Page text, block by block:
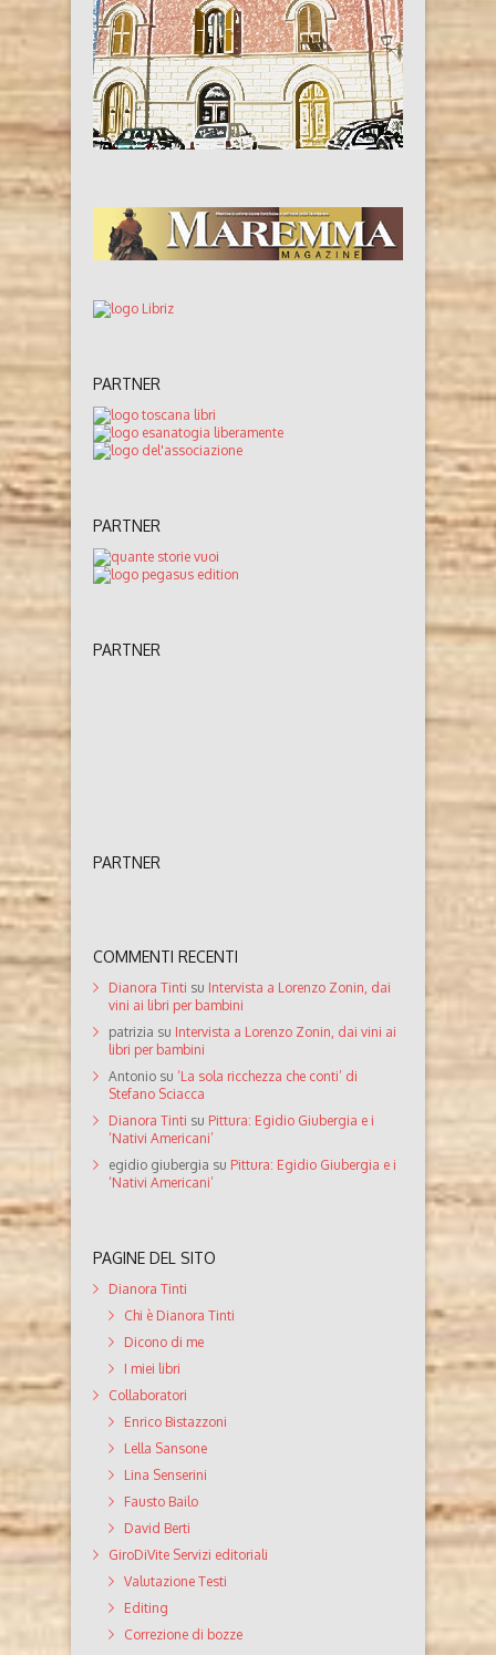
PARTNER
PARTNER
PARTNER
PARTNER
COMMENTI RECENTI
Dianora Tinti su Intervista a Lorenzo Zonin, dai
vini ai libri per bambini
patrizia su Intervista a Lorenzo Zonin, dai vini ai
libri per bambini
Antonio su ‘La sola ricchezza che conti’ di
Stefano Sciacca
Dianora Tinti su Pittura: Egidio Giubergia e i
‘Nativi Americani’
egidio giubergia su Pittura: Egidio Giubergia e i
‘Nativi Americani’
PAGINE DEL SITO
Dianora Tinti
Chi è Dianora Tinti
Dicono di me
I miei libri
Collaboratori
Enrico Bistazzoni
Lella Sansone
Lina Senserini
Fausto Bailo
David Berti
GiroDiVite Servizi editoriali
Valutazione Testi
Editing
Correzione di bozze